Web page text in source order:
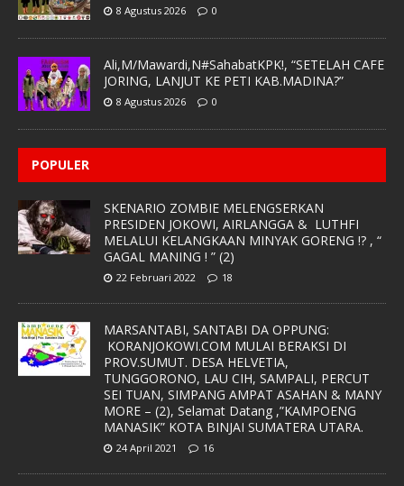
8 Agustus 2026 0
Ali,M/Mawardi,N#SahabatKPK!, “SETELAH CAFE
JORING, LANJUT KE PETI KAB.MADINA?”
8 Agustus 2026 0
POPULER
SKENARIO ZOMBIE MELENGSERKAN
PRESIDEN JOKOWI, AIRLANGGA & LUTHFI
MELALUI KELANGKAAN MINYAK GORENG !? , “
GAGAL MANING ! ” (2)
22 Februari 2022 18
MARSANTABI, SANTABI DA OPPUNG:
KORANJOKOWI.COM MULAI BERAKSI DI
PROV.SUMUT. DESA HELVETIA,
TUNGGORONO, LAU CIH, SAMPALI, PERCUT
SEI TUAN, SIMPANG AMPAT ASAHAN & MANY
MORE – (2), Selamat Datang ,”KAMPOENG
MANASIK” KOTA BINJAI SUMATERA UTARA.
24 April 2021 16